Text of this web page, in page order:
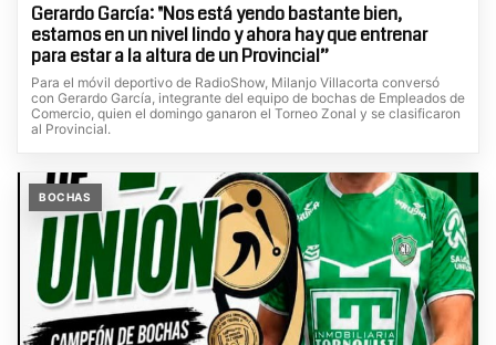
Gerardo García: "Nos está yendo bastante bien,
estamos en un nivel lindo y ahora hay que entrenar
para estar a la altura de un Provincial”
Para el móvil deportivo de RadioShow, Milanjo Villacorta conversó
con Gerardo García, integrante del equipo de bochas de Empleados de
Comercio, quien el domingo ganaron el Torneo Zonal y se clasificaron
al Provincial.
BOCHAS